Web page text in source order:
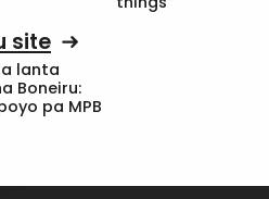
site
lanta
Boneiru:
pa MPB